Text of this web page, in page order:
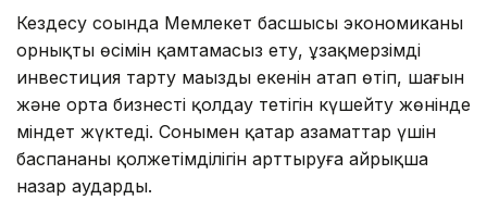
Кездесу соңында Мемлекет басшысы экономиканың
орнықты өсімін қамтамасыз ету, ұзақмерзімді
инвестиция тарту маңызды екенін атап өтіп, шағын
және орта бизнесті қолдау тетігін күшейту жөнінде
міндет жүктеді. Сонымен қатар азаматтар үшін
баспананың қолжетімділігін арттыруға айрықша
назар аударды.